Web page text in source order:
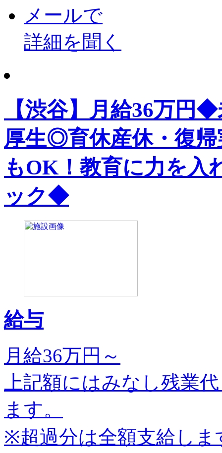
メールで
詳細を聞く
【渋谷】月給36万円
厚生◎育休産休・復
もOK！教育に力を入
ック◆
給与
月給36万円～
上記額にはみなし残業
ます。
※超過分は全額支給しま